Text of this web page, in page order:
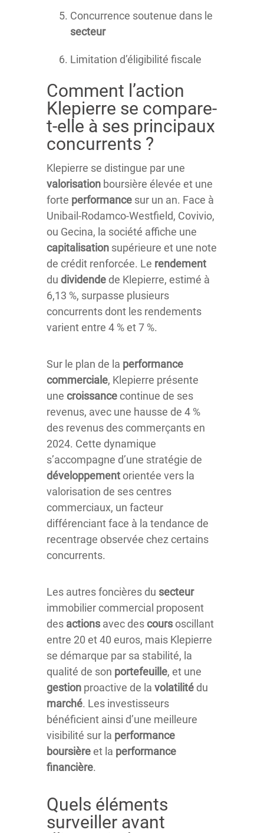
Concurrence soutenue dans le
secteur
Limitation d’éligibilité fiscale
Comment l’action
Klepierre se compare-
t-elle à ses principaux
concurrents ?
Klepierre se distingue par une
valorisation boursière élevée et une
forte performance sur un an. Face à
Unibail-Rodamco-Westfield, Covivio,
ou Gecina, la société affiche une
capitalisation supérieure et une note
de crédit renforcée. Le rendement
du dividende de Klepierre, estimé à
6,13 %, surpasse plusieurs
concurrents dont les rendements
varient entre 4 % et 7 %.
Sur le plan de la performance
commerciale, Klepierre présente
une croissancecontinue de ses
revenus, avec une hausse de 4 %
des revenus des commerçants en
2024. Cette dynamique
s’accompagne d’une stratégie de
développementorientée vers la
valorisation de ses centres
commerciaux, un facteur
différenciant face à la tendance de
recentrage observée chez certains
concurrents.
Les autres foncières du secteur
immobilier commercial proposent
des actions avec descoursoscillant
entre 20 et 40 euros, mais Klepierre
se démarque par sa stabilité, la
qualité de son portefeuille, et une
gestion proactive de la volatilité du
marché. Les investisseurs
bénéficient ainsi d’une meilleure
visibilité sur la performance
boursièreet la performance
financière.
Quels éléments
surveiller avant